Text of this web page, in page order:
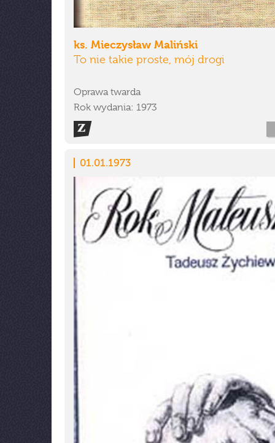
ks. Mieczysław Maliński
To nie takie proste, mój drogi
Oprawa twarda
Rok wydania: 1973
01.01.1973